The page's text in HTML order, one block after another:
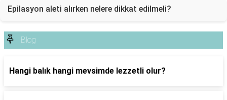
Epilasyon aleti alırken nelere dikkat edilmeli?
Blog
Hangi balık hangi mevsimde lezzetli olur?